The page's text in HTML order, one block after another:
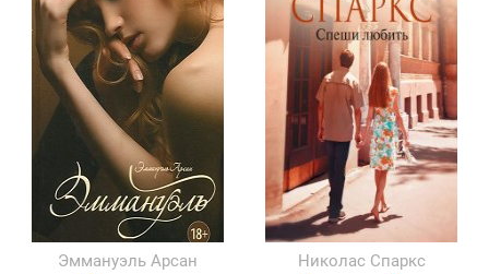
Эммануэль Арсан
Николас Спаркс